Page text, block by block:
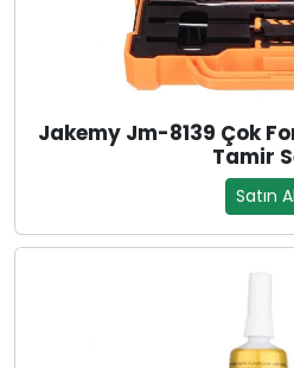
Jakemy Jm-8139 Çok
Tamir
Satın Al